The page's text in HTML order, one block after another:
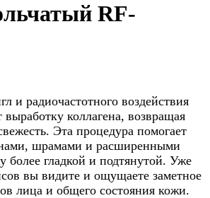
RF-
и радиочастотного воздействия
выработку коллагена, возвращая
Эта процедура помогает
шрамами и расширенными
более гладкой и подтянутой. Уже
вы видите и ощущаете заметное
лица и общего состояния кожи.